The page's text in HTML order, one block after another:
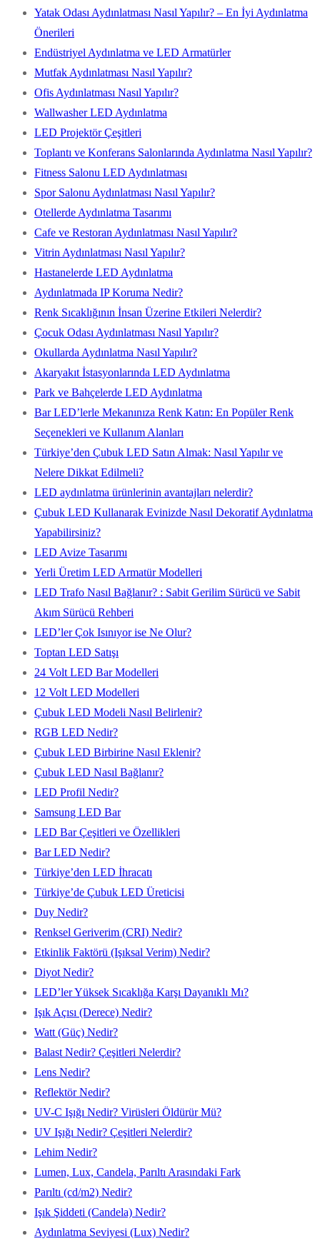
Yatak Odası Aydınlatması Nasıl Yapılır? – En İyi Aydınlatma
Önerileri
Endüstriyel Aydınlatma ve LED Armatürler
Mutfak Aydınlatması Nasıl Yapılır?
Ofis Aydınlatması Nasıl Yapılır?
Wallwasher LED Aydınlatma
LED Projektör Çeşitleri
Toplantı ve Konferans Salonlarında Aydınlatma Nasıl Yapılır?
Fitness Salonu LED Aydınlatması
Spor Salonu Aydınlatması Nasıl Yapılır?
Otellerde Aydınlatma Tasarımı
Cafe ve Restoran Aydınlatması Nasıl Yapılır?
Vitrin Aydınlatması Nasıl Yapılır?
Hastanelerde LED Aydınlatma
Aydınlatmada IP Koruma Nedir?
Renk Sıcaklığının İnsan Üzerine Etkileri Nelerdir?
Çocuk Odası Aydınlatması Nasıl Yapılır?
Okullarda Aydınlatma Nasıl Yapılır?
Akaryakıt İstasyonlarında LED Aydınlatma
Park ve Bahçelerde LED Aydınlatma
Bar LED’lerle Mekanınıza Renk Katın: En Popüler Renk
Seçenekleri ve Kullanım Alanları
Türkiye’den Çubuk LED Satın Almak: Nasıl Yapılır ve
Nelere Dikkat Edilmeli?
LED aydınlatma ürünlerinin avantajları nelerdir?
Çubuk LED Kullanarak Evinizde Nasıl Dekoratif Aydınlatma
Yapabilirsiniz?
LED Avize Tasarımı
Yerli Üretim LED Armatür Modelleri
LED Trafo Nasıl Bağlanır? : Sabit Gerilim Sürücü ve Sabit
Akım Sürücü Rehberi
LED’ler Çok Isınıyor ise Ne Olur?
Toptan LED Satışı
24 Volt LED Bar Modelleri
12 Volt LED Modelleri
Çubuk LED Modeli Nasıl Belirlenir?
RGB LED Nedir?
Çubuk LED Birbirine Nasıl Eklenir?
Çubuk LED Nasıl Bağlanır?
LED Profil Nedir?
Samsung LED Bar
LED Bar Çeşitleri ve Özellikleri
Bar LED Nedir?
Türkiye’den LED İhracatı
Türkiye’de Çubuk LED Üreticisi
Duy Nedir?
Renksel Geriverim (CRI) Nedir?
Etkinlik Faktörü (Işıksal Verim) Nedir?
Diyot Nedir?
LED’ler Yüksek Sıcaklığa Karşı Dayanıklı Mı?
Işık Açısı (Derece) Nedir?
Watt (Güç) Nedir?
Balast Nedir? Çeşitleri Nelerdir?
Lens Nedir?
Reflektör Nedir?
UV-C Işığı Nedir? Virüsleri Öldürür Mü?
UV Işığı Nedir? Çeşitleri Nelerdir?
Lehim Nedir?
Lumen, Lux, Candela, Parıltı Arasındaki Fark
Parıltı (cd/m2) Nedir?
Işık Şiddeti (Candela) Nedir?
Aydınlatma Seviyesi (Lux) Nedir?